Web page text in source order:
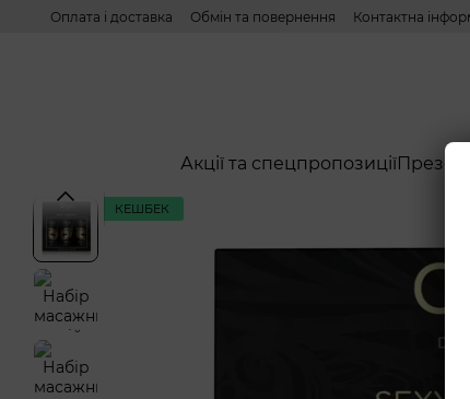
Перейти до основного контенту
Оплата і доставка Обмін та повернення Контактна
Акції та спецпропозиції
КЕШБЕК